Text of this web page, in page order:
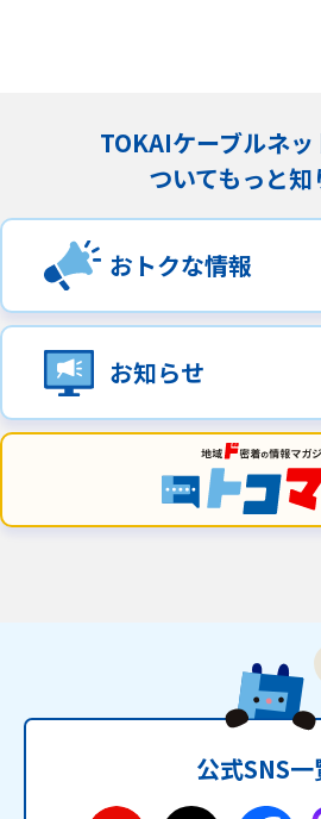
安全・安心ガイド
情報セキュリティ基本方針
ご利用約款・重要事項説明書
プライバシーポリシー
広告掲載のご案内
TOKAIケーブルネ
ついてもっと知
おトクな情報
お知らせ
公式SNS一